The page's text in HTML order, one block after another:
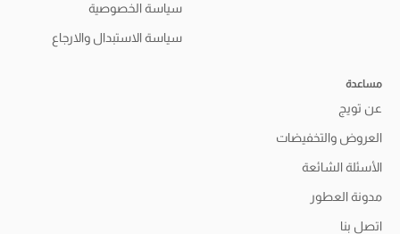
سياسة الخصوصية
سياسة الاستبدال والارجاع
مساعدة
عن تويج
العروض والتخفيضات
الأسئلة الشائعة
مدونة العطور
اتصل بنا